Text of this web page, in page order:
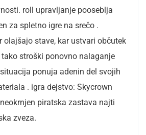
roll upravljanje pooseblja
za spletno igre na srečo .
olajšajo stave, kar ustvari občutek
stroški ponovno nalaganje
ponuja adenin del svojih
. igra dejstvo: Skycrown
piratska zastava najti
zveza.